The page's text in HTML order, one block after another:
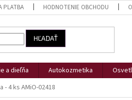
PLATBA HODNOTENIE OBCHODU
HĽADAŤ
a dieľňa Autokozmetika
- 4 ks AMiO-02418